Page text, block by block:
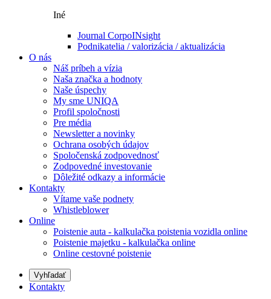
Iné
Journal CorpoINsight
Podnikatelia / valorizácia / aktualizácia
O nás
Náš príbeh a vízia
Naša značka a hodnoty
Naše úspechy
My sme UNIQA
Profil spoločnosti
Pre média
Newsletter a novinky
Ochrana osobých údajov
Spoločenská zodpovednosť
Zodpovedné investovanie
Dôležité odkazy a informácie
Kontakty
Vítame vaše podnety
Whistleblower
Online
Poistenie auta - kalkulačka poistenia vozidla online
Poistenie majetku - kalkulačka online
Online cestovné poistenie
Vyhľadať
Kontakty